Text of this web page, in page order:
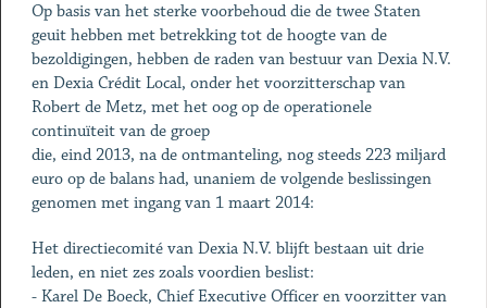
Op basis van het sterke voorbehoud die de twee Staten
geuit hebben met betrekking tot de hoogte van de
bezoldigingen, hebben de raden van bestuur van Dexia N.V.
en Dexia Crédit Local, onder het voorzitterschap van
Robert de Metz, met het oog op de operationele
continuïteit van de groep
die, eind 2013, na de ontmanteling, nog steeds 223 miljard
euro op de balans had, unaniem de volgende beslissingen
genomen met ingang van 1 maart 2014:
Het directiecomité van Dexia N.V. blijft bestaan uit drie
leden, en niet zes zoals voordien beslist:
- Karel De Boeck, Chief Executive Officer en voorzitter van